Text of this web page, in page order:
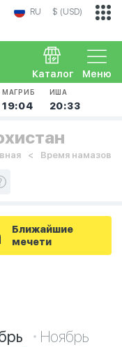
RU $ (USD)
Меню
Каталог
МАГРИБ
19:04
ИША
20:33
Время намазов
Ближайшие
мечети
Ноябрь